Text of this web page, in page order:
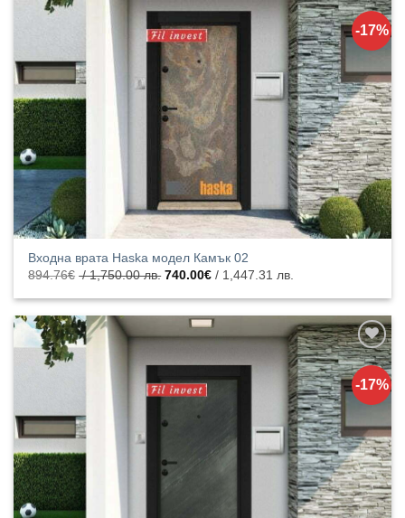
-17%
Добавяне
към
списъка с
харесани
продукти
Входна врата Haska модел Камък 02
894.76€ / 1,750.00 лв. Original
was:
1,750.00
лв..
740.00€ / 1,447.31 лв.
е:
/
1,447.31
лв..
-17%
Добавяне
към
списъка с
харесани
продукти